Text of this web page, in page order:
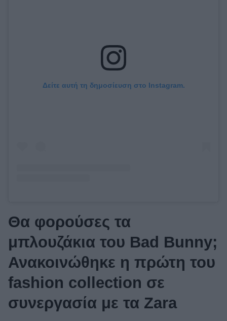
Δείτε αυτή τη δημοσίευση στο Instagram.
Θα φορούσες τα
μπλουζάκια του Bad Bunny;
Ανακοινώθηκε η πρώτη του
fashion collection σε
συνεργασία με τα Zara